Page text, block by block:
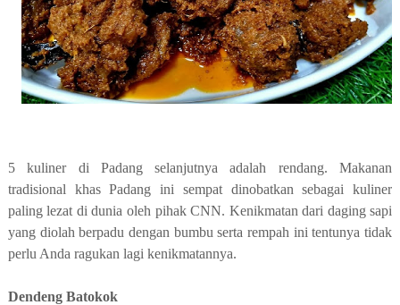
5 kuliner di Padang selanjutnya adalah rendang. Makanan
tradisional khas Padang ini sempat dinobatkan sebagai kuliner
paling lezat di dunia oleh pihak CNN. Kenikmatan dari daging sapi
yang diolah berpadu dengan bumbu serta rempah ini tentunya tidak
perlu Anda ragukan lagi kenikmatannya.
Dendeng Batokok